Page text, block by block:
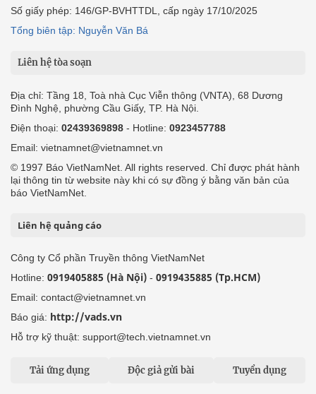
Số giấy phép: 146/GP-BVHTTDL, cấp ngày 17/10/2025
Tổng biên tập: Nguyễn Văn Bá
Liên hệ tòa soạn
Địa chỉ: Tầng 18, Toà nhà Cục Viễn thông (VNTA), 68 Dương
Đình Nghệ, phường Cầu Giấy, TP. Hà Nội.
Điện thoại: 02439369898 - Hotline: 0923457788
Email: vietnamnet@vietnamnet.vn
© 1997 Báo VietNamNet. All rights reserved. Chỉ được phát hành
lại thông tin từ website này khi có sự đồng ý bằng văn bản của
báo VietNamNet.
Liên hệ quảng cáo
Công ty Cổ phần Truyền thông VietNamNet
Hotline: 0919405885 (Hà Nội) - 0919435885 (Tp.HCM)
Email: contact@vietnamnet.vn
Báo giá: http://vads.vn
Hỗ trợ kỹ thuật: support@tech.vietnamnet.vn
Tải ứng dụng Độc giả gửi bài Tuyển dụng